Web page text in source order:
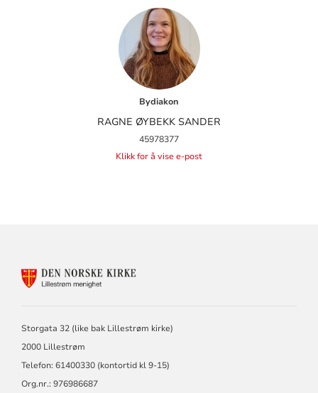
Bydiakon
RAGNE ØYBEKK SANDER
45978377
Klikk for å vise e-post
Storgata 32 (like bak Lillestrøm kirke)
2000 Lillestrøm
Telefon: 61400330 (kontortid kl 9-15)
Org.nr.: 976986687